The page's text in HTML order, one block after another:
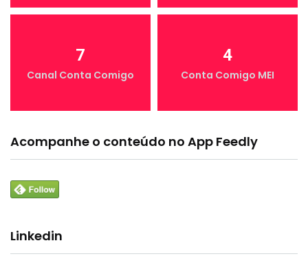
7
Canal Conta Comigo
4
Conta Comigo MEI
Acompanhe o conteúdo no App Feedly
Linkedin